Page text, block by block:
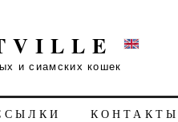
и сиамских кошек
КОНТАКТЫ